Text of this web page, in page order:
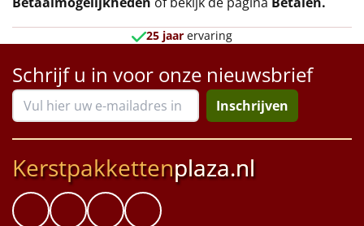
25 jaar ervaring
Schrijf u in voor onze nieuwsbrief
Inschrijven
Kerstpakkettenplaza.nl